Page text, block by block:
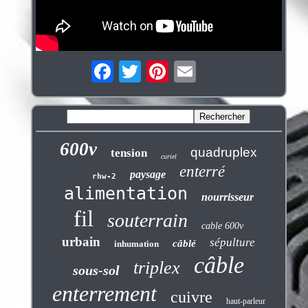
600v tension curiel quadruplex
rhw-2 paysage enterré
alimentation nourrisseur
fil souterrain cable 600v
urbain inhumation câblé sépulture
sous-sol triplex câble
enterrement cuivre haut-parleur